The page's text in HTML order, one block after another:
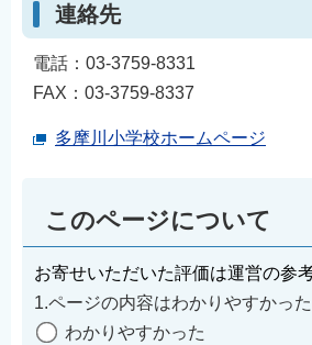
連絡先
電話：03-3759-8331
FAX：03-3759-8337
多摩川小学校ホームページ
このページについて
お寄せいただいた評価は運営の参
1.ページの内容はわかりやすかっ
わかりやすかった